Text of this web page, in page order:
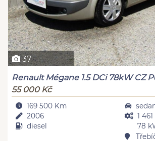
37
Renault Mégane 1.5 DCi 78kW CZ
55 000 Kč
169 500 Km
2006
diesel
1
78